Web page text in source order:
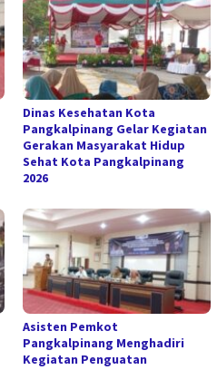
Dinas Kesehatan Kota
Pangkalpinang Gelar Kegiatan
Gerakan Masyarakat Hidup
Sehat Kota Pangkalpinang
2026
Asisten Pemkot
Pangkalpinang Menghadiri
Kegiatan Penguatan